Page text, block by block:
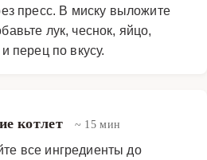
пресс. В миску выложите
лук, чеснок, яйцо,
перец по вкусу.
котлет ~ 15 мин
все ингредиенты до